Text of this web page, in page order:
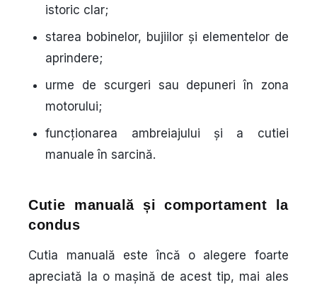
istoric clar;
starea bobinelor, bujiilor și elementelor de
aprindere;
urme de scurgeri sau depuneri în zona
motorului;
funcționarea ambreiajului și a cutiei
manuale în sarcină.
Cutie manuală și comportament la
condus
Cutia manuală este încă o alegere foarte
apreciată la o mașină de acest tip, mai ales